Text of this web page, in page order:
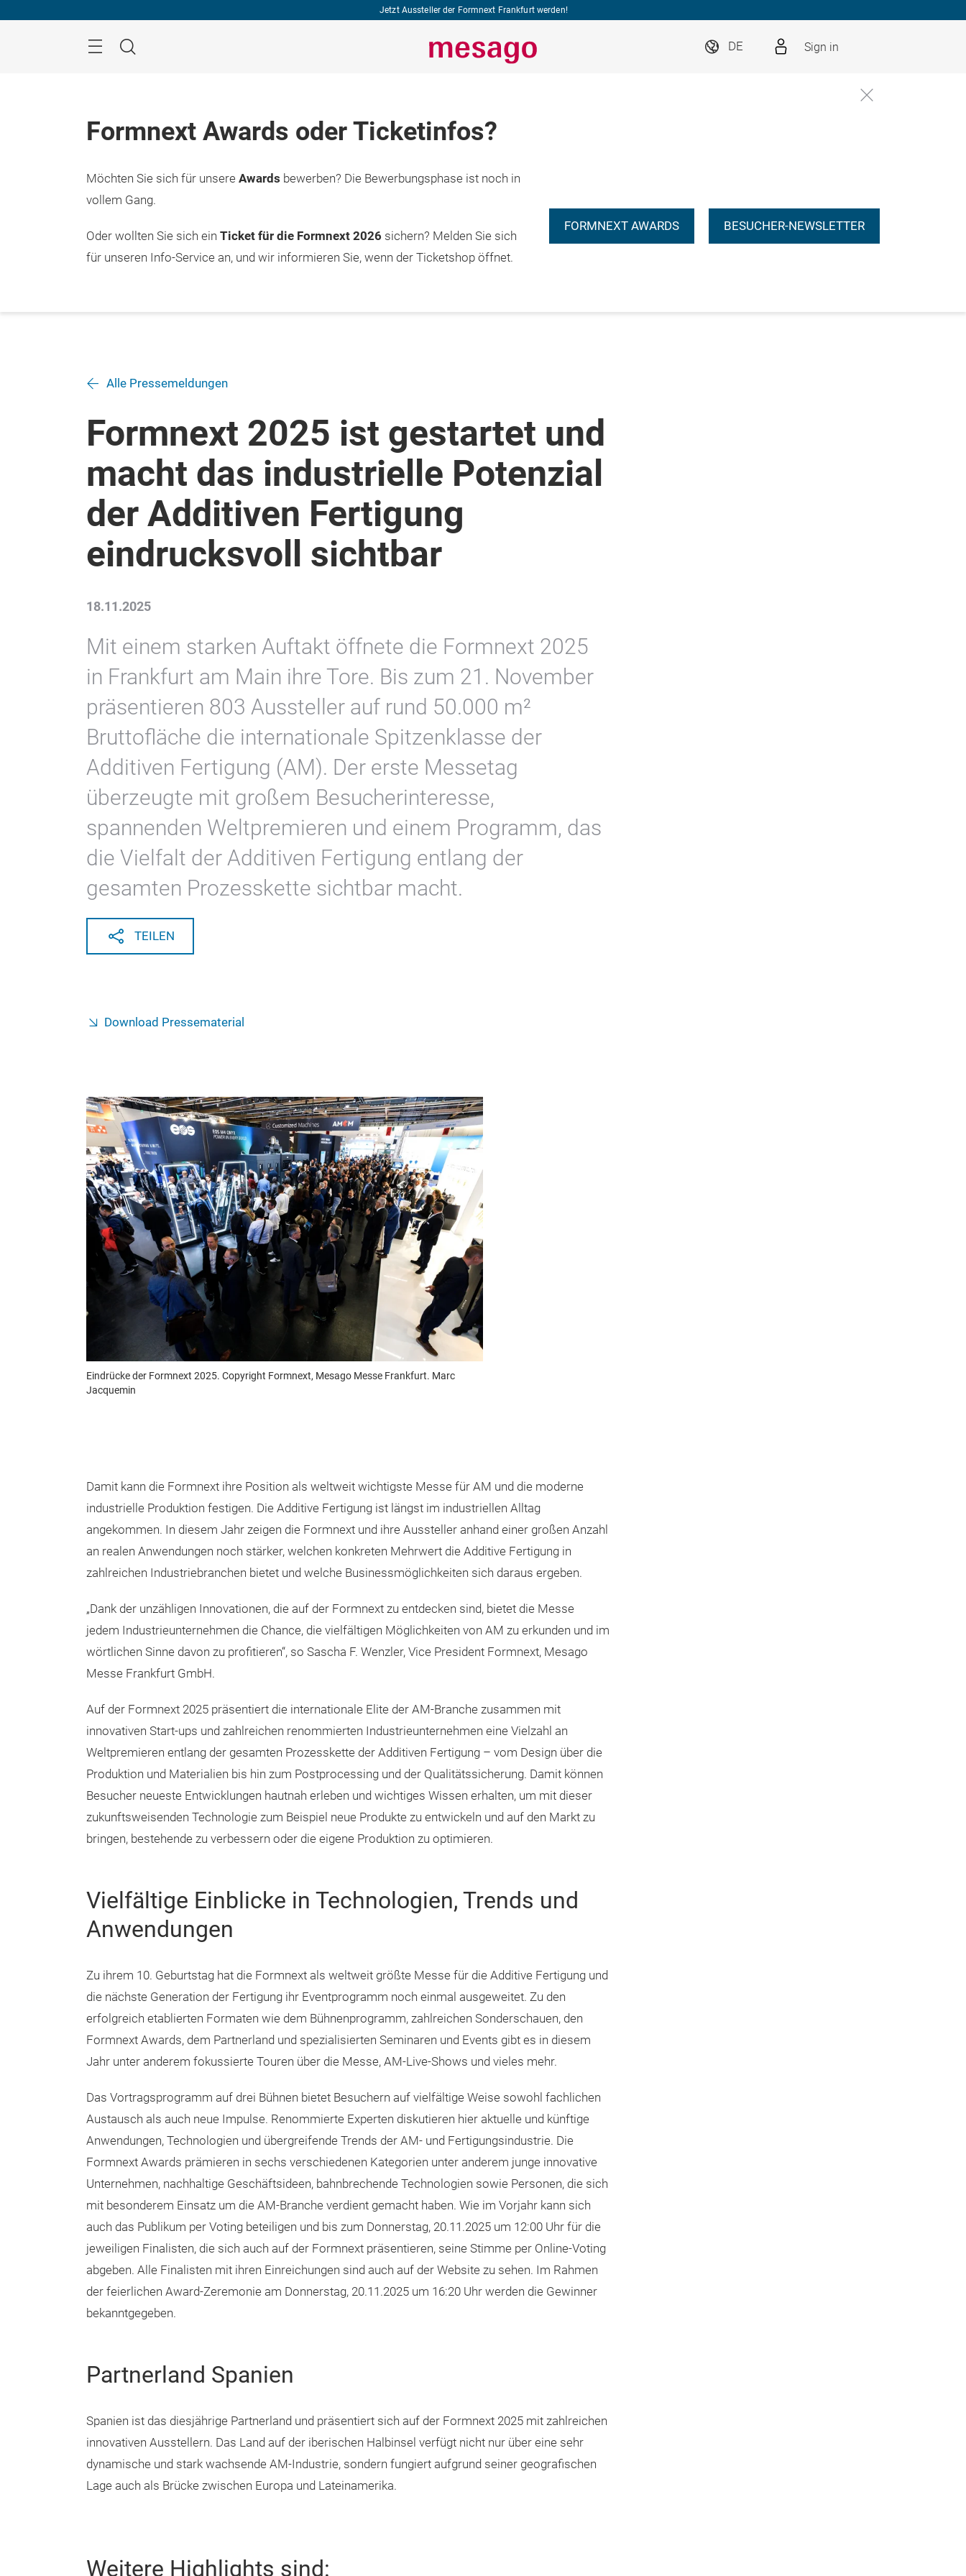
Jetzt Aussteller der Formnext Frankfurt werden!
Suche
DE Sign in
Formnext Awards oder Ticketinfos?
Möchten Sie sich für unsere Awards bewerben? Die Bewerbungsphase ist noch in
vollem Gang.
Oder wollten Sie sich ein Ticket für die Formnext 2026 sichern? Melden Sie sich
für unseren Info-Service an, und wir informieren Sie, wenn der Ticketshop öffnet.
FORMNEXT AWARDS BESUCHER-NEWSLETTER
Alle Pressemeldungen
Formnext 2025 ist gestartet und
macht das industrielle Potenzial
der Additiven Fertigung
eindrucksvoll sichtbar
18.11.2025
Mit einem starken Auftakt öffnete die Formnext 2025
in Frankfurt am Main ihre Tore. Bis zum 21. November
präsentieren 803 Aussteller auf rund 50.000 m²
Bruttofläche die internationale Spitzenklasse der
Additiven Fertigung (AM). Der erste Messetag
überzeugte mit großem Besucherinteresse,
spannenden Weltpremieren und einem Programm, das
die Vielfalt der Additiven Fertigung entlang der
gesamten Prozesskette sichtbar macht.
TEILEN
Download Pressematerial
Eindrücke der Formnext 2025. Copyright Formnext, Mesago Messe Frankfurt. Marc
Jacquemin
Damit kann die Formnext ihre Position als weltweit wichtigste Messe für AM und die moderne
industrielle Produktion festigen. Die Additive Fertigung ist längst im industriellen Alltag
angekommen. In diesem Jahr zeigen die Formnext und ihre Aussteller anhand einer großen Anzahl
an realen Anwendungen noch stärker, welchen konkreten Mehrwert die Additive Fertigung in
zahlreichen Industriebranchen bietet und welche Businessmöglichkeiten sich daraus ergeben.
„Dank der unzähligen Innovationen, die auf der Formnext zu entdecken sind, bietet die Messe
jedem Industrieunternehmen die Chance, die vielfältigen Möglichkeiten von AM zu erkunden und im
wörtlichen Sinne davon zu profitieren“, so Sascha F. Wenzler, Vice President Formnext, Mesago
Messe Frankfurt GmbH.
Auf der Formnext 2025 präsentiert die internationale Elite der AM-Branche zusammen mit
innovativen Start-ups und zahlreichen renommierten Industrieunternehmen eine Vielzahl an
Weltpremieren entlang der gesamten Prozesskette der Additiven Fertigung – vom Design über die
Produktion und Materialien bis hin zum Postprocessing und der Qualitätssicherung. Damit können
Besucher neueste Entwicklungen hautnah erleben und wichtiges Wissen erhalten, um mit dieser
zukunftsweisenden Technologie zum Beispiel neue Produkte zu entwickeln und auf den Markt zu
bringen, bestehende zu verbessern oder die eigene Produktion zu optimieren.
Vielfältige Einblicke in Technologien, Trends und
Anwendungen
Zu ihrem 10. Geburtstag hat die Formnext als weltweit größte Messe für die Additive Fertigung und
die nächste Generation der Fertigung ihr Eventprogramm noch einmal ausgeweitet. Zu den
erfolgreich etablierten Formaten wie dem Bühnenprogramm, zahlreichen Sonderschauen, den
Formnext Awards, dem Partnerland und spezialisierten Seminaren und Events gibt es in diesem
Jahr unter anderem fokussierte Touren über die Messe, AM-Live-Shows und vieles mehr.
Das Vortragsprogramm auf drei Bühnen bietet Besuchern auf vielfältige Weise sowohl fachlichen
Austausch als auch neue Impulse. Renommierte Experten diskutieren hier aktuelle und künftige
Anwendungen, Technologien und übergreifende Trends der AM- und Fertigungsindustrie. Die
Formnext Awards prämieren in sechs verschiedenen Kategorien unter anderem junge innovative
Unternehmen, nachhaltige Geschäftsideen, bahnbrechende Technologien sowie Personen, die sich
mit besonderem Einsatz um die AM-Branche verdient gemacht haben. Wie im Vorjahr kann sich
auch das Publikum per Voting beteiligen und bis zum Donnerstag, 20.11.2025 um 12:00 Uhr für die
jeweiligen Finalisten, die sich auch auf der Formnext präsentieren, seine Stimme per Online-Voting
abgeben. Alle Finalisten mit ihren Einreichungen sind auch auf der Website zu sehen. Im Rahmen
der feierlichen Award-Zeremonie am Donnerstag, 20.11.2025 um 16:20 Uhr werden die Gewinner
bekanntgegeben.
Partnerland Spanien
Spanien ist das diesjährige Partnerland und präsentiert sich auf der Formnext 2025 mit zahlreichen
innovativen Ausstellern. Das Land auf der iberischen Halbinsel verfügt nicht nur über eine sehr
dynamische und stark wachsende AM-Industrie, sondern fungiert aufgrund seiner geografischen
Lage auch als Brücke zwischen Europa und Lateinamerika.
Weitere Highlights sind: